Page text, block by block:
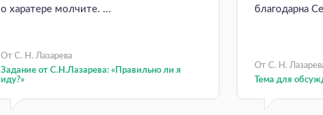
о харатере молчите. ...
От С. Н. Лазарева
Задание от С.Н.Лазарева: «Правильно ли я
иду?»
благодарна
От С. Н.
Тема для